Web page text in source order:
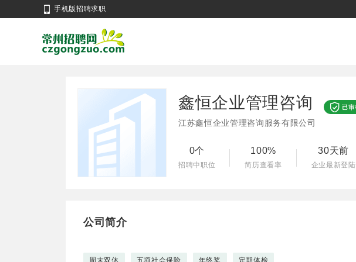
手机版招聘求职
鑫恒企业管理咨询
江苏鑫恒企业管理咨询服务有限公司
0个
招聘中职位
100%
简历查看率
30天前
企业最新登陆
公司简介
周末双休 五项社会保险 年终奖 定期体检